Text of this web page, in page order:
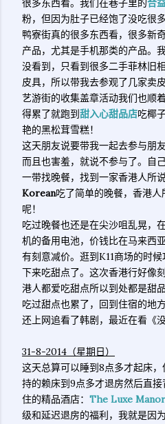
很多东西看。我们在巷子里的合
粉，但因为肚子已经饱了没吃很
鸭寮街真的很多东西看，很多新
产品，尤其是手机那类的产品。
没看到，只看到很多二手菲林旧
皮具，所以带我去参观了几家卖
艺游街的收集盖章活动我们也顺
得累了就跑到甜入心甜品店吃椰
艳的黑松茸雪糕！
这天朋友说要带我一起去参与朋
而且也害羞，就说不参与了。自
一带找晚餐，找到一家香港人所
Korean吃了简单的晚餐，香港
呢！
吃过晚餐也还是在尖沙咀乱晃，
机的备用电池，价钱比在马来西
有刻意减价。逛到K11商场的时候
下来吃甜点了。这次香港行好像
港人都爱吃甜点所以到处都是甜
吃过甜点也累了，回到住宿的地
还上网追看了韩剧，最近在看《
31-8-2014（星期日）
这天总算可以睡到8点多才起床
持的赖床到9点多才退房然后直
住的精品酒店： The Luxe Manor
级和延迟退房的福利，我就是因